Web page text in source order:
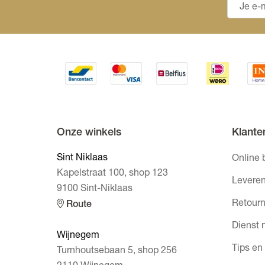
Onze winkels
Sint Niklaas
Kapelstraat 100, shop 123
9100 Sint-Niklaas
Route
Wijnegem
Turnhoutsebaan 5, shop 256
Online
Dienst
Tips